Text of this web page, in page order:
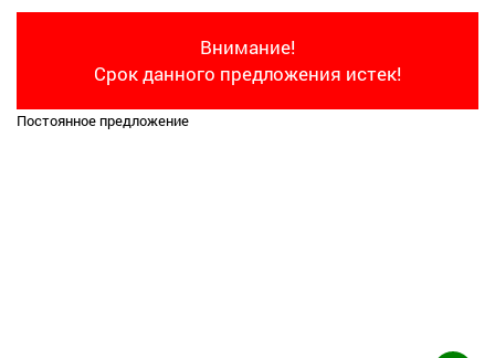
Внимание!
Срок данного предложения истек!
Постоянное предложение